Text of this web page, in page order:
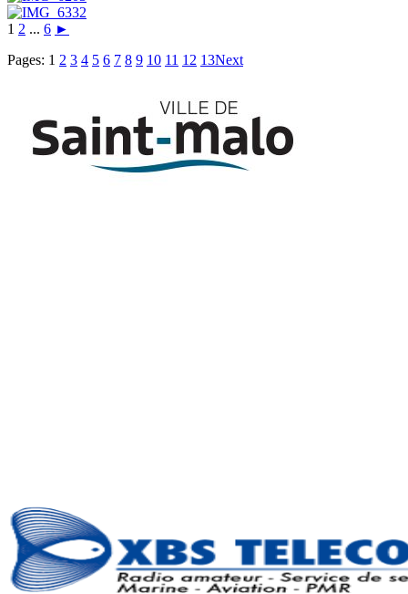
1 2 ... 6 ►
Pages: 1 2 3 4 5 6 7 8 9 10 11 12 13Next